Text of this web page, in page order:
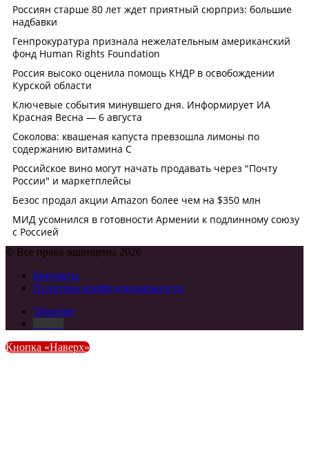
© Все права защищены 2026
Контакты
Политика конфиденциальности
Telegram
Кнопка «Наверх»